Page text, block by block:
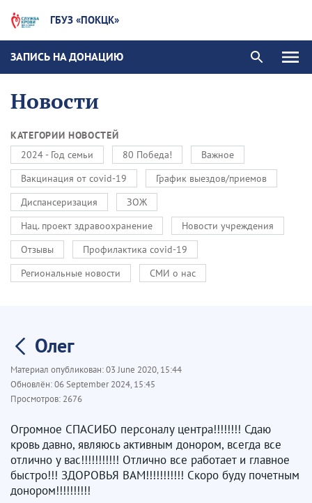
ГБУЗ «ПОКЦК»
ЗАПИСЬ НА ДОНАЦИЮ
Новости
КАТЕГОРИИ НОВОСТЕЙ
2024 - Год семьи
80 Победа!
Важное
Вакцинация от covid-19
График выездов/приемов
Диспансеризация
ЗОЖ
Нац. проект здравоохранение
Новости учреждения
Отзывы
Профилактика covid-19
Региональные новости
СМИ о нас
Олег
Материал опубликован:03 June 2020, 15:44
Обновлён:06 September 2024, 15:45
Просмотров: 2676
Огромное СПАСИБО персоналу центра!!!!!!!! Сдаю
кровь давно, являюсь активным донором, всегда все
отлично у вас!!!!!!!!!!! Отлично все работает и главное
быстро!!! ЗДОРОВЬЯ ВАМ!!!!!!!!!!! Скоро буду почетным
донором!!!!!!!!!!